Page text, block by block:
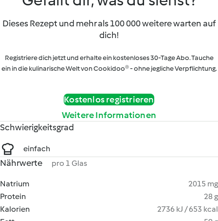
Dieses Rezept und mehr als 100 000 weitere warten auf
dich!
Registriere dich jetzt und erhalte ein kostenloses 30-Tage Abo. Tauche
ein in die kulinarische Welt von Cookidoo® - ohne jegliche Verpflichtung.
Kostenlos registrieren
Weitere Informationen
Schwierigkeitsgrad
einfach
Nährwerte pro 1 Glas
Natrium
2015 mg
Protein
28 g
Kalorien
2736 kJ / 653 kcal